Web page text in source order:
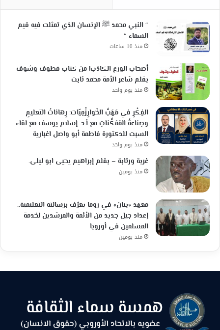
“ النبي محمد ﷺ الإنسان الذي تمثلت فيه قيم
السماء “
منذ 10 ساعات
أصحاب الورع الكاذب! من كتاب قطوف وشوف
بقلم شاعر الأمة محمد ثابت
منذ يوم واحد
الفِكْرِ في مَهَبِّ الخَوارِزْمِيّات: رِهاناتُ التعليمِ
وصِناعةُ المُمَكِّناتِ مع أ.د. إسلام يوسف مع لقاء
السبت للدكتورة فاطمة أبو واصل اغبارية
منذ يوم واحد
غربة ورتابة – بقلم إبراهيم يحيى ابو ليلى.
منذ يومين
معهد «بيان» في روما يعرّف برسالته التعليمية..
إعداد جيل جديد من الأئمة والمرشدين لخدمة
المسلمين في أوروبا
منذ يومين